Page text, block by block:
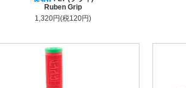
Ruben Grip
1,320円(税120円)